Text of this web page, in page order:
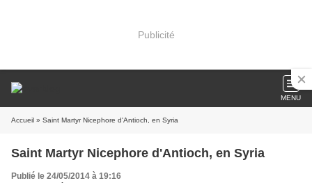
Publicité
MENU
Accueil » Saint Martyr Nicephore d'Antioch, en Syria
Saint Martyr Nicephore d'Antioch, en Syria
Publié le 24/05/2014 à 19:16